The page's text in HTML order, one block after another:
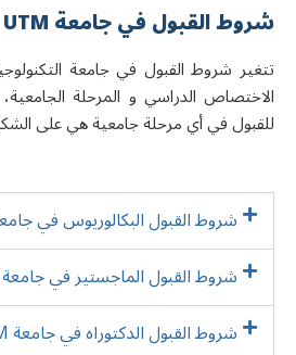
شروط القبول في جامعة UTM
الاختصاص الدراسي و المرحلة الجامعية،
للقبول في أي مرحلة جامعية هي على الشكل
شروط القبول البکالوریوس في جامعة UTM
شروط القبول الماجستیر في جامعة UTM
شروط القبول الدکتوراه في جامعة UTM